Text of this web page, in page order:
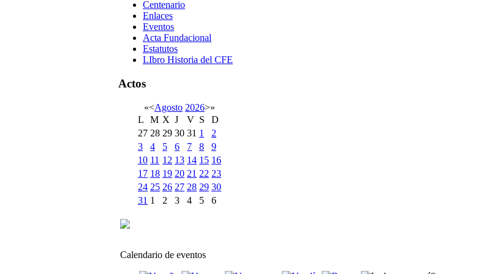
Centenario
Enlaces
Eventos
Acta Fundacional
Estatutos
LIbro Historia del CFE
Actos
«<Agosto 2026>»
L
M X J V S
D
27 28 29 30 31 1
2
3
4 5 6 7 8
9
10 11 12 13 14 15 16
17 18 19 20 21 22 23
24 25 26 27 28 29 30
31 1 2 3 4 5 6
Calendario de eventos